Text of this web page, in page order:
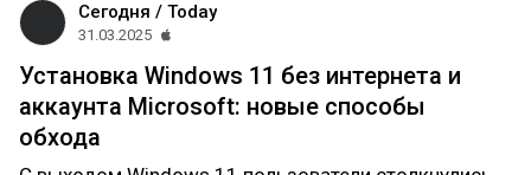
Сегодня / Today
31.03.2025
Установка Windows 11 без интернета и
аккаунта Microsoft: новые способы
обхода